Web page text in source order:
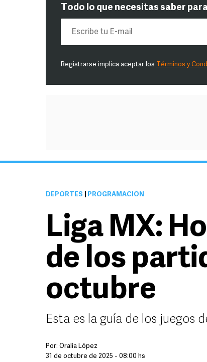
Todo lo que necesitas saber
Registrarse implica aceptar los Términos y
DEPORTES PROGRAMACIÓN
Liga MX:
de los
octubre
Esta es la guía de los juegos
Por: Oralia López
31 de octubre de 2025 - 08:00 hs